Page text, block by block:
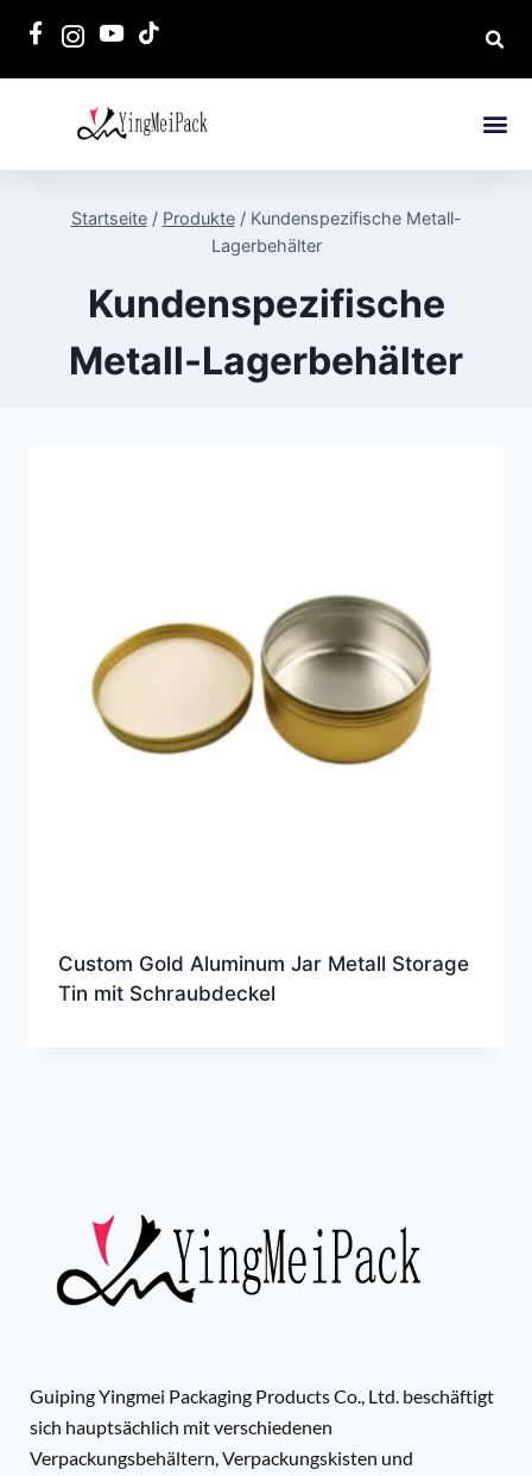
Startseite / Produkte / Kundenspezifische Metall-
Lagerbehälter
Kundenspezifische
Metall-Lagerbehälter
Custom Gold Aluminum Jar Metall Storage
Tin mit Schraubdeckel
Guiping Yingmei Packaging Products Co., Ltd. beschäftigt
sich hauptsächlich mit verschiedenen
Verpackungsbehältern, Verpackungskisten und